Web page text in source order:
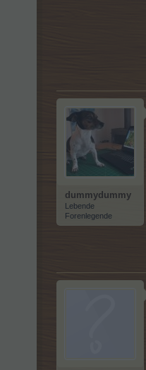
dummydummy
Lebende
Forenlegende